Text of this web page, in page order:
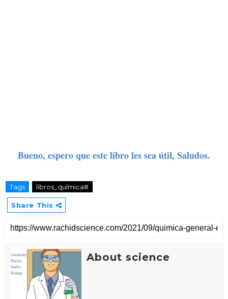
Bueno, espero que este libro les sea útil, Saludos.
Tags libros_química#
Share This
About science